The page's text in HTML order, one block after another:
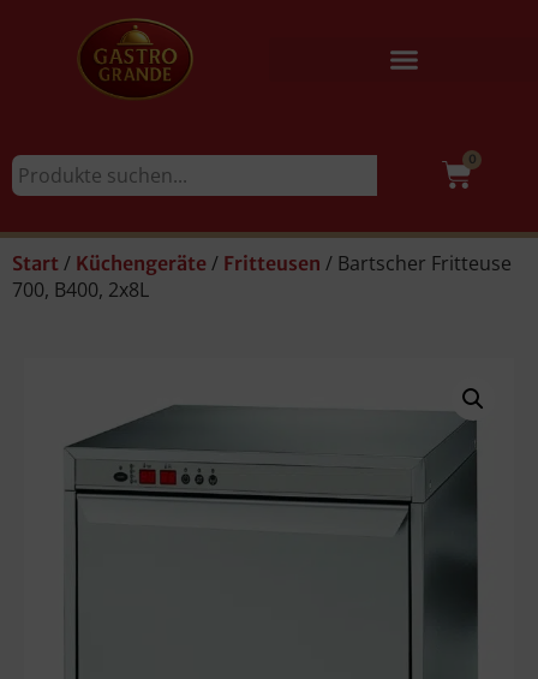
0
Start / Küchengeräte / Fritteusen / Bartscher Fritteuse
700, B400, 2x8L